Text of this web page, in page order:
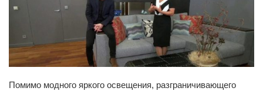
Помимо модного яркого освещения, разграничивающего